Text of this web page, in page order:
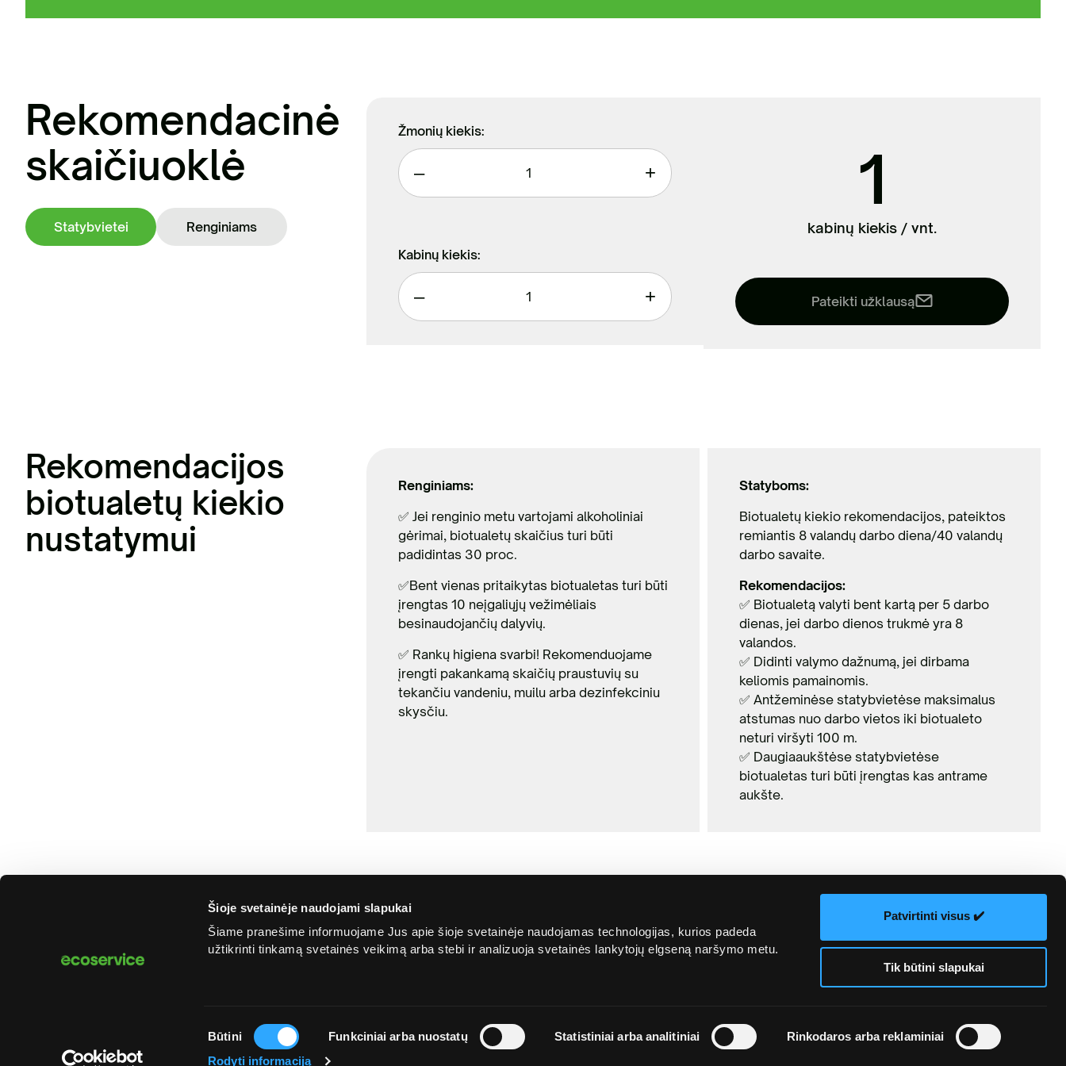
Šioje svetainėje naudojami slapukai
Šiame pranešime informuojame Jus apie šioje svetainėje naudojamas technologijas, kurios padeda
užtikrinti tinkamą svetainės veikimą arba stebi ir analizuoja svetainės lankytojų elgseną naršymo metu.
pasirinkimas
Būtini Funkciniai arba nuostatų Statistiniai arba analitiniai
Rinkodaros arba reklaminiai
Rodyti informaciją
Patvirtinti visus ✔️
Tik būtini slapukai
atliekų išvežimas Vilniaus mieste
Antrinių žaliavų tvarkymas
Rekomendacinė
skaičiuoklė
Statybvietei Renginiams
Žmonių kiekis:
– +
Kabinų kiekis:
– +
1
kabinų kiekis / vnt.
Pateikti užklausą
Rekomendacijos
biotualetų kiekio
nustatymui
Renginiams:
✅ Jei renginio metu vartojami alkoholiniai
gėrimai, biotualetų skaičius turi būti
padidintas 30 proc.
✅Bent vienas pritaikytas biotualetas turi būti
įrengtas 10 neįgaliųjų vežimėliais
besinaudojančių dalyvių.
✅ Rankų higiena svarbi! Rekomenduojame
įrengti pakankamą skaičių praustuvių su
tekančiu vandeniu, muilu arba dezinfekciniu
skysčiu.
Statyboms:
Biotualetų kiekio rekomendacijos, pateiktos
remiantis 8 valandų darbo diena/40 valandų
darbo savaite.
Rekomendacijos:
✅ Biotualetą valyti bent kartą per 5 darbo
dienas, jei darbo dienos trukmė yra 8
valandos.
✅ Didinti valymo dažnumą, jei dirbama
keliomis pamainomis.
✅ Antžeminėse statybvietėse maksimalus
atstumas nuo darbo vietos iki biotualeto
neturi viršyti 100 m.
✅ Daugiaaukštėse statybvietėse
biotualetas turi būti įrengtas kas antrame
aukšte.
© 2025 „Ecoservice“. Visos teisės saugomos
Apie
mus
Skaidrumas
Privatumo
politika
Slapukų
politika
El. parduotuvės
taisyklės
Žiniasklaidai